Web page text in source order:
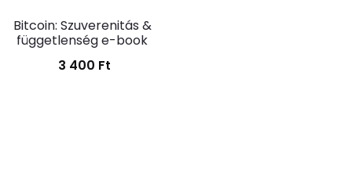
Bitcoin: Szuverenitás &
függetlenség e-book
3 400 Ft